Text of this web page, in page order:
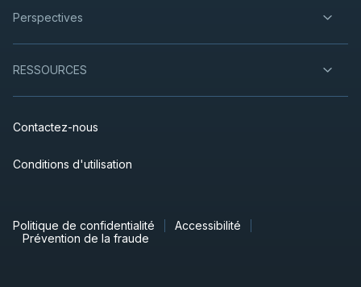
Perspectives
RESSOURCES
Contactez-nous
Conditions d'utilisation
Politique de confidentialité
Accessibilité
Prévention de la fraude